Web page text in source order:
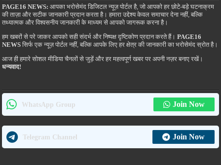
PAGE16 NEWS: आपका भरोसेमंद डिजिटल न्यूज़ पोर्टल है, जो आपको हर छोटे-बड़े घटनाक्रम
की ताज़ा और सटीक जानकारी प्रदान करता है। हमारा उद्देश्य केवल समाचार देना नहीं, बल्कि
तथ्यात्मक और विश्वसनीय जानकारी के माध्यम से आपको जागरूक करना है।
हम खबरों से परे जाकर आपको सही संदर्भ और निष्पक्ष दृष्टिकोण प्रदान करते हैं।PAGE16
NEWS सिर्फ एक न्यूज़ पोर्टल नहीं, बल्कि आपके लिए हर क्षेत्र की जानकारी का भरोसेमंद स्रोत है।
आज ही हमारे सोशल मीडिया चैनलों से जुड़ें और हर महत्वपूर्ण खबर पर अपनी नज़र बनाए रखें।
धन्यवाद!
WhatsApp Group Join Now
Telegram Channel Join Now